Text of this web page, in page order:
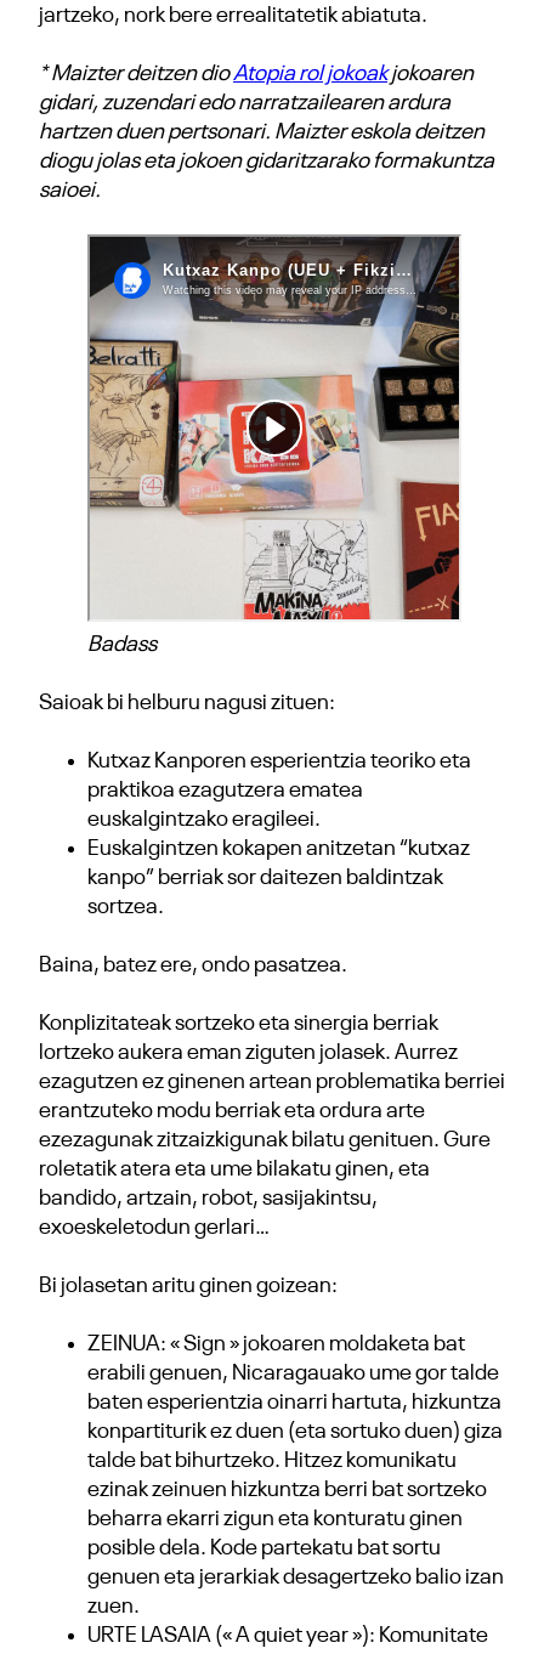
jartzeko, nork bere errealitatetik abiatuta.
* Maizter deitzen dioAtopia rol jokoakjokoaren
gidari, zuzendari edo narratzailearen ardura
hartzen duen pertsonari. Maizter eskola deitzen
diogu jolas eta jokoen gidaritzarako formakuntza
saioei.
Badass
Saioak bi helburu nagusi zituen:
Kutxaz Kanporen esperientzia teoriko eta
praktikoa ezagutzera ematea
euskalgintzako eragileei.
Euskalgintzen kokapen anitzetan “kutxaz
kanpo” berriak sor daitezen baldintzak
sortzea.
Baina, batez ere, ondo pasatzea.
Konplizitateak sortzeko eta sinergia berriak
lortzeko aukera eman ziguten jolasek. Aurrez
ezagutzen ez ginenen artean problematika berriei
erantzuteko modu berriak eta ordura arte
ezezagunak zitzaizkigunak bilatu genituen. Gure
roletatik atera eta ume bilakatu ginen, eta
bandido, artzain, robot, sasijakintsu,
exoeskeletodun gerlari…
Bi jolasetan aritu ginen goizean:
ZEINUA: « Sign » jokoaren moldaketa bat
erabili genuen, Nicaragauako ume gor talde
baten esperientzia oinarri hartuta, hizkuntza
konpartiturik ez duen (eta sortuko duen) giza
talde bat bihurtzeko. Hitzez komunikatu
ezinak zeinuen hizkuntza berri bat sortzeko
beharra ekarri zigun eta konturatu ginen
posible dela. Kode partekatu bat sortu
genuen eta jerarkiak desagertzeko balio izan
zuen.
URTE LASAIA (« A quiet year »): Komunitate